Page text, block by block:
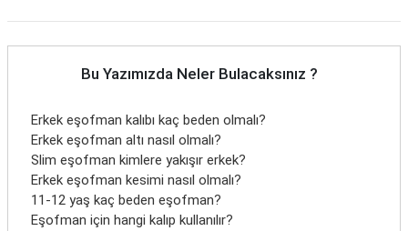
Bu Yazımızda Neler Bulacaksınız ?
Erkek eşofman kalıbı kaç beden olmalı?
Erkek eşofman altı nasıl olmalı?
Slim eşofman kimlere yakışır erkek?
Erkek eşofman kesimi nasıl olmalı?
11-12 yaş kaç beden eşofman?
Eşofman için hangi kalıp kullanılır?